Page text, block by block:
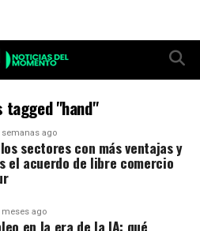
tagged "hand"
semanas ago
sectores con más ventajas y
el acuerdo de libre comercio
meses ago
en la era de la IA: qué